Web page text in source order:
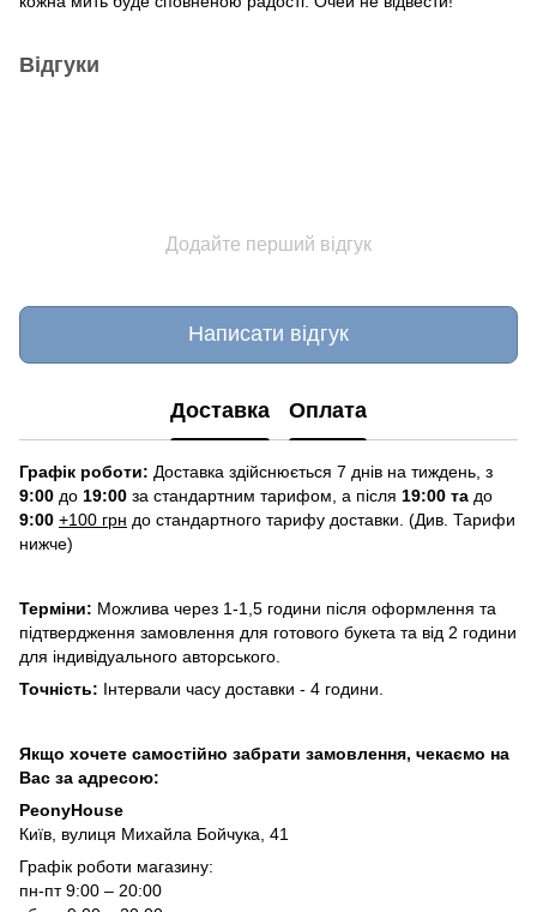
Відгуки
Додайте перший відгук
Написати відгук
Доставка Оплата
Графік роботи: Доставка здійснюється 7 днів на тиждень, з
9:00 до 19:00 за стандартним тарифом, а після 19:00 та до
9:00 +100 грн до стандартного тарифу доставки. (Див. Тарифи
нижче)
Терміни: Можлива через 1-1,5 години після оформлення та
підтвердження замовлення для готового букета та від 2 години
для індивідуального авторського.
Точність: Інтервали часу доставки - 4 години.
Якщо хочете самостійно забрати замовлення, чекаємо на
Вас за адресою:
PeonyHouse
Київ, вулиця Михайла Бойчука, 41
Графік роботи магазину:
пн-пт 9:00 – 20:00